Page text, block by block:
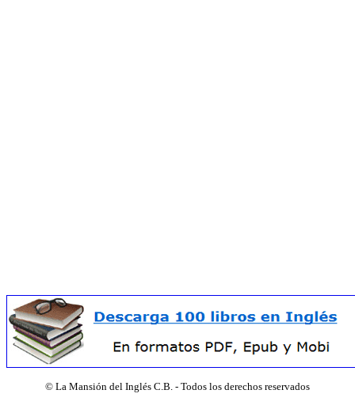
© La Mansión del Inglés C.B. - Todos los derechos reservados